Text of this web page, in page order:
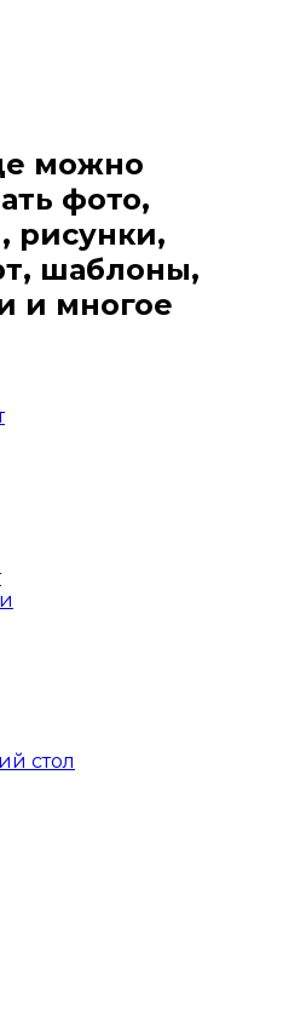
можно
фото,
рисунки,
шаблоны,
и многое
стол